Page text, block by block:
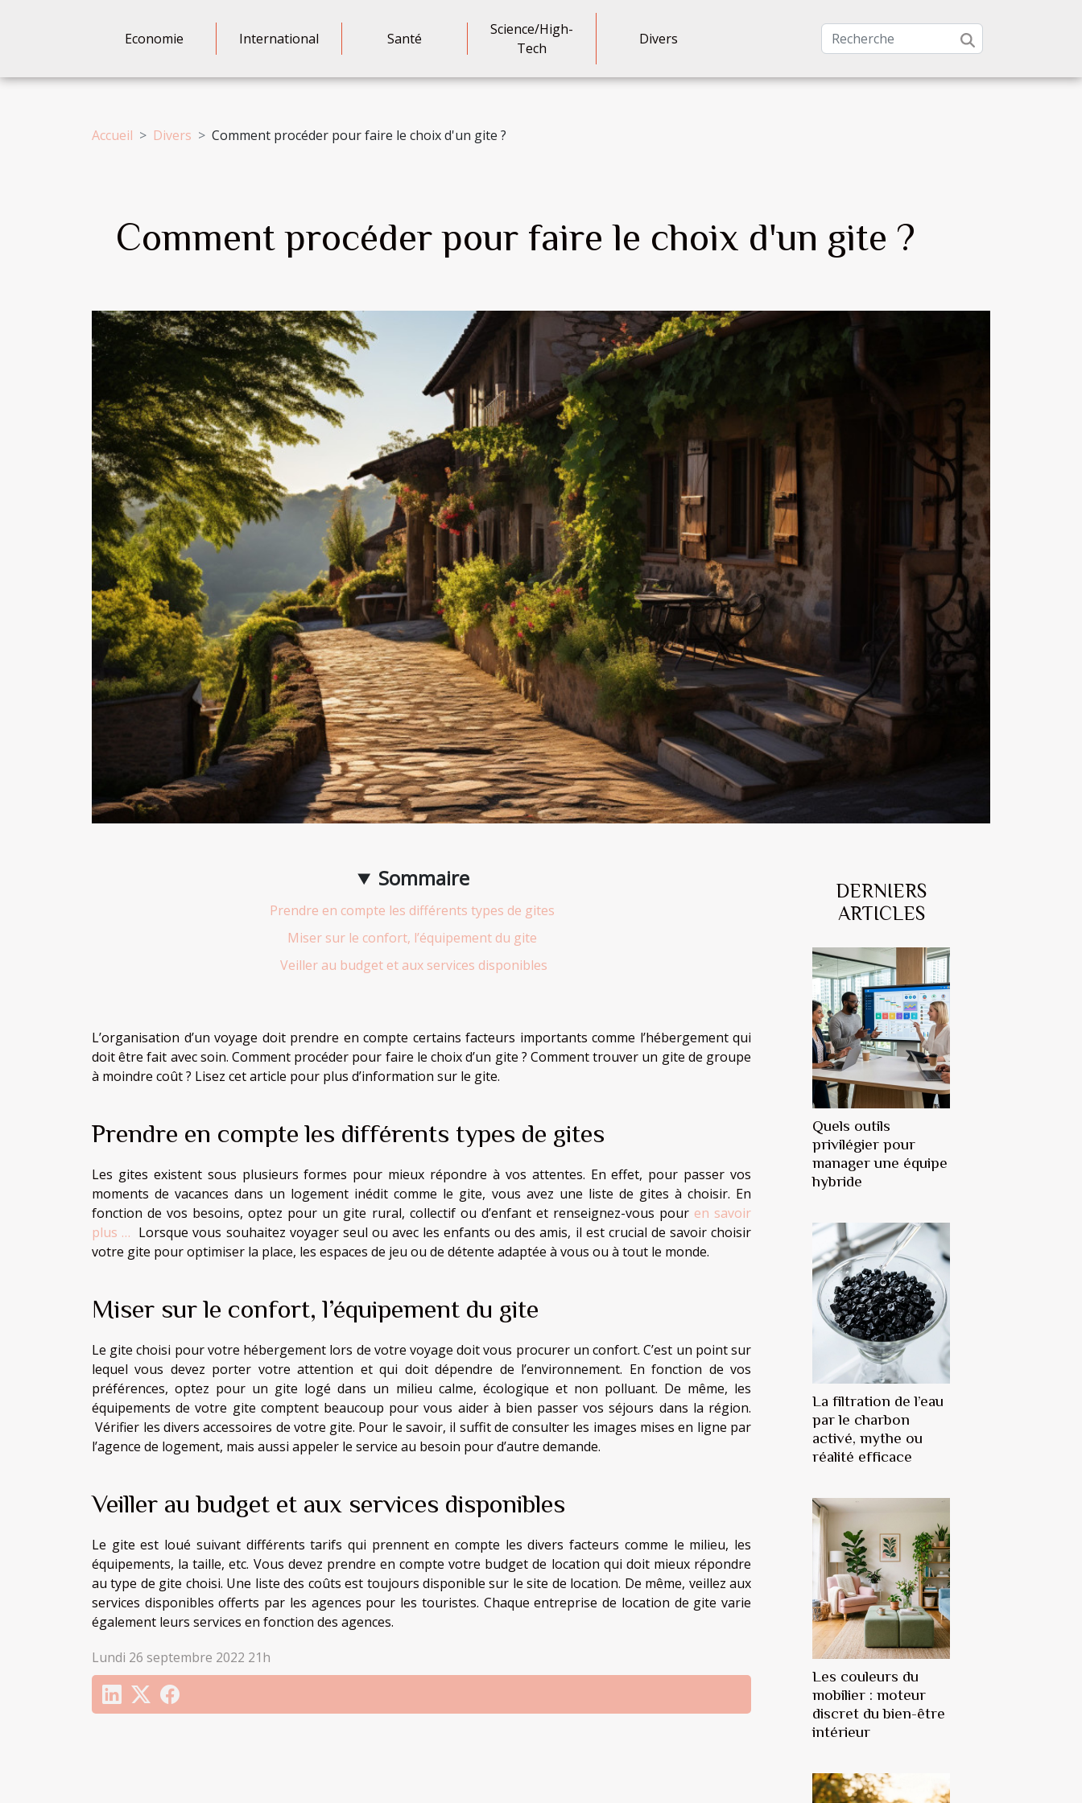
Economie International Santé
Science/High-
Tech
Divers
Accueil Divers Comment procéder pour faire le choix d'un gite ?
Comment procéder pour faire le choix d'un gite ?
Sommaire
Prendre en compte les différents types de gites
Miser sur le confort, l’équipement du gite
Veiller au budget et aux services disponibles
L’organisation d’un voyage doit prendre en compte certains facteurs importants comme l’hébergement qui
doit être fait avec soin. Comment procéder pour faire le choix d’un gite ? Comment trouver un gite de groupe
à moindre coût ? Lisez cet article pour plus d’information sur le gite.
Prendre en compte les différents types de gites
Les gites existent sous plusieurs formes pour mieux répondre à vos attentes. En effet, pour passer vos
moments de vacances dans un logement inédit comme le gite, vous avez une liste de gites à choisir. En
fonction de vos besoins, optez pour un gite rural, collectif ou d’enfant et renseignez-vous pour en savoir
plus … Lorsque vous souhaitez voyager seul ou avec les enfants ou des amis, il est crucial de savoir choisir
votre gite pour optimiser la place, les espaces de jeu ou de détente adaptée à vous ou à tout le monde.
Miser sur le confort, l’équipement du gite
Le gite choisi pour votre hébergement lors de votre voyage doit vous procurer un confort. C’est un point sur
lequel vous devez porter votre attention et qui doit dépendre de l’environnement. En fonction de vos
préférences, optez pour un gite logé dans un milieu calme, écologique et non polluant. De même, les
équipements de votre gite comptent beaucoup pour vous aider à bien passer vos séjours dans la région.
Vérifier les divers accessoires de votre gite. Pour le savoir, il suffit de consulter les images mises en ligne par
l’agence de logement, mais aussi appeler le service au besoin pour d’autre demande.
Veiller au budget et aux services disponibles
Le gite est loué suivant différents tarifs qui prennent en compte les divers facteurs comme le milieu, les
équipements, la taille, etc. Vous devez prendre en compte votre budget de location qui doit mieux répondre
au type de gite choisi. Une liste des coûts est toujours disponible sur le site de location. De même, veillez aux
services disponibles offerts par les agences pour les touristes. Chaque entreprise de location de gite varie
également leurs services en fonction des agences.
Lundi 26 septembre 2022 21h
DERNIERS
ARTICLES
Quels outils
privilégier pour
manager une équipe
hybride
La filtration de l’eau
par le charbon
activé, mythe ou
réalité efficace
Les couleurs du
mobilier : moteur
discret du bien-être
intérieur